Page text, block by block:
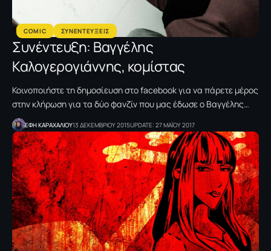
COMIC ΣΥΝΕΝΤΕΥΞΕΙΣ
Συνέντευξη: Βαγγέλης
Καλογερογιάννης, κομίστας
Κοινοποιήστε τη δημοσίευση στο facebook για να πάρετε μέρος
στην κλήρωση για τα δύο φανζίν που μας έδωσε ο Βαγγέλης…
ΕΦΗ KΑΡΑΧΑΛΙΟΥ13 ΔΕΚΕΜΒΡΙΟΥ 2015UPDATE: 27 ΜΑΪΟΥ 2017